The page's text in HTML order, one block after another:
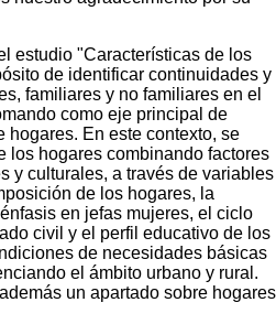
estudio "Características de los
de identificar continuidades y
familiares y no familiares en el
como eje principal de
hogares. En este contexto, se
los hogares combinando factores
y culturales, a través de variables
de los hogares, la
en jefas mujeres, el ciclo
civil y el perfil educativo de los
de necesidades básicas
el ámbito urbano y rural.
un apartado sobre hogares